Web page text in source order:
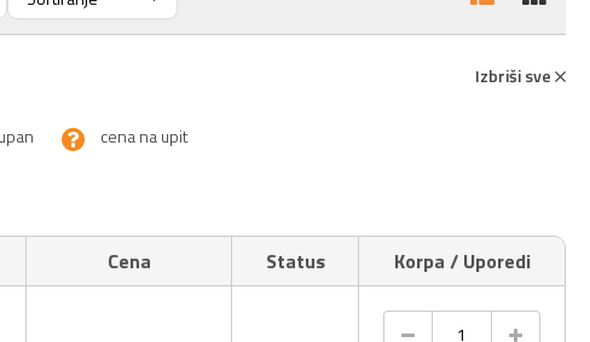
Izbriši sve
cena na upit
Cena Status Korpa / Uporedi